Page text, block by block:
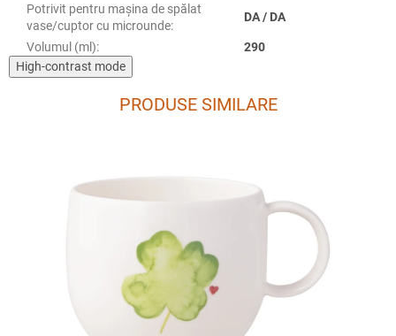
Potrivit pentru mașina de spălat
vase/cuptor cu microunde:
DA / DA
Volumul (ml):
290
High-contrast mode
PRODUSE SIMILARE